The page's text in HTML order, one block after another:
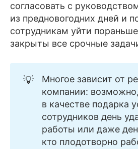
согласовать с
из предновогодних дней и
сотрудникам уйти
закрыты все срочные
💡
Многое зависит от
компании:
в качестве подарка
сотрудников день
работы или даже
кто плодотворно